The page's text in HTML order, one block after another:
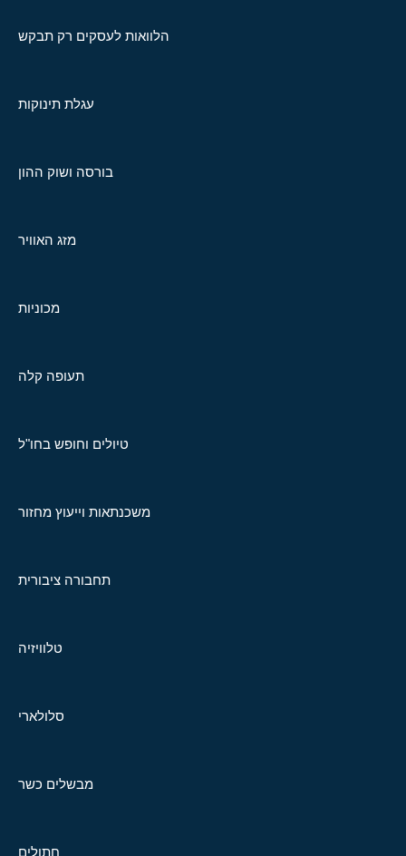
הלוואות לעסקים רק תבקש
עגלת תינוקות
בורסה ושוק ההון
מזג האוויר
מכוניות
תעופה קלה
טיולים וחופש בחו"ל
משכנתאות וייעוץ מחזור
תחבורה ציבורית
טלוויזיה
סלולארי
מבשלים כשר
חתולים